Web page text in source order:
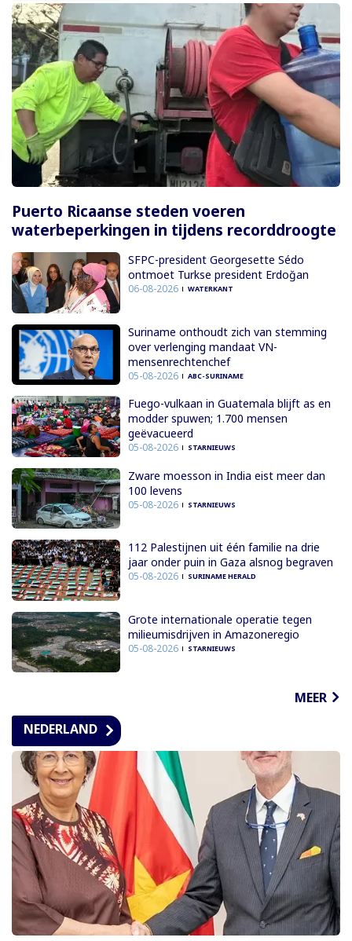
Puerto Ricaanse steden voeren
waterbeperkingen in tijdens recorddroogte
SFPC-president Georgesette Sédo
ontmoet Turkse president Erdoğan
06-08-2026 WATERKANT
Suriname onthoudt zich van stemming
over verlenging mandaat VN-
mensenrechtenchef
05-08-2026 ABC-SURINAME
Fuego-vulkaan in Guatemala blijft as en
modder spuwen; 1.700 mensen
geëvacueerd
05-08-2026 STARNIEUWS
Zware moesson in India eist meer dan
100 levens
05-08-2026 STARNIEUWS
112 Palestijnen uit één familie na drie
jaar onder puin in Gaza alsnog begraven
05-08-2026 SURINAME HERALD
Grote internationale operatie tegen
milieumisdrijven in Amazoneregio
05-08-2026 STARNIEUWS
MEER
NEDERLAND